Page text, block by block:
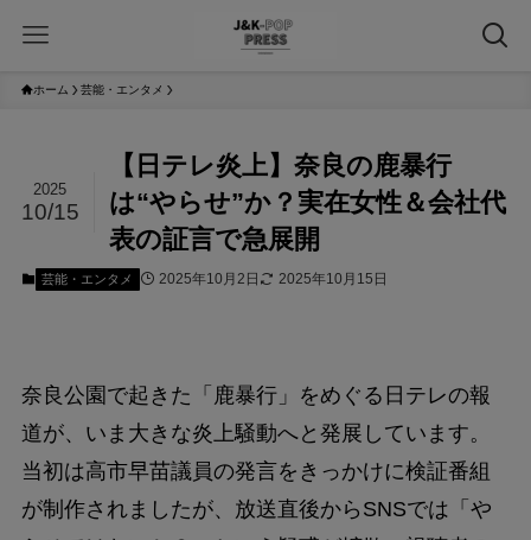
ホーム 芸能・エンタメ
【日テレ炎上】奈良の鹿暴行
は“やらせ”か？実在女性＆会社代
表の証言で急展開
2025
10/15
芸能・エンタメ 2025年10月2日 2025年10月15日
奈良公園で起きた「鹿暴行」をめぐる日テレの報
道が、いま大きな炎上騒動へと発展しています。
当初は高市早苗議員の発言をきっかけに検証番組
が制作されましたが、放送直後からSNSでは「や